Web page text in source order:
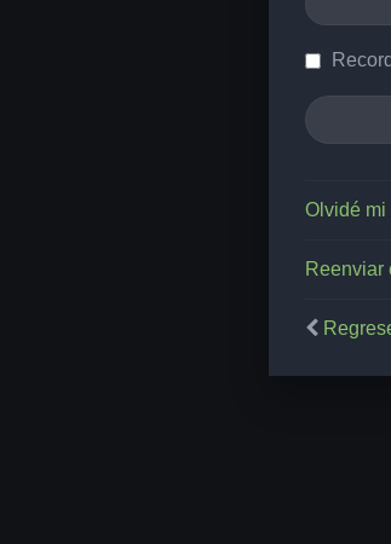
Olvidé mi
Reenviar